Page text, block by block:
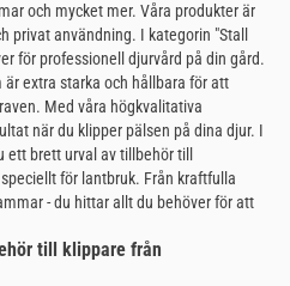
och mycket mer. Våra produkter är
privat användning. I kategorin "Stall
för professionell djurvård på din gård.
extra starka och hållbara för att
Med våra högkvalitativa
när du klipper pälsen på dina djur. I
ett brett urval av tillbehör till
för lantbruk. Från kraftfulla
- du hittar allt du behöver för att
till klippare från